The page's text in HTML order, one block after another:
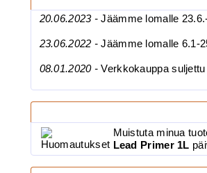
20.06.2023 -Jäämme lomalle
23.06.2022 -Jäämme lomalle 6.1-
08.01.2020 -Verkkokauppa
Muistuta minua
Lead Primer 1L